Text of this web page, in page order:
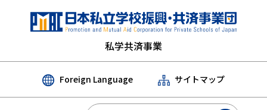
私学共済事業
Foreign Language サイトマップ